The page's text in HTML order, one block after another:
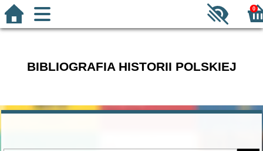
0
BIBLIOGRAFIA HISTORII POLSKIEJ